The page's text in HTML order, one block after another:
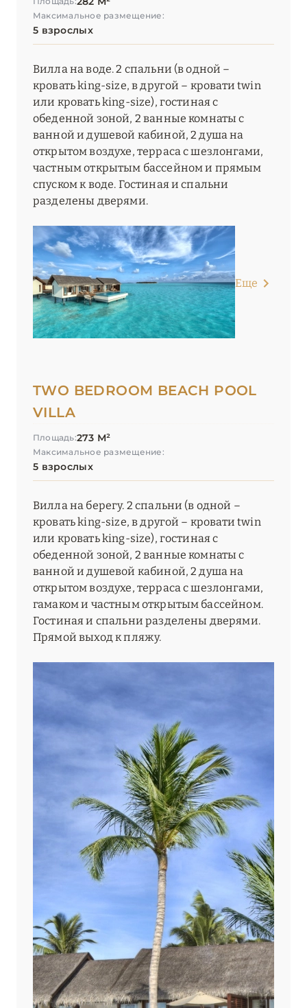
Максимальное размещение:
5 взрослых
Вилла на воде. 2 спальни (в одной –
кровать king-size, в другой – кровати twin
или кровать king-size), гостиная с
обеденной зоной, 2 ванные комнаты с
ванной и душевой кабиной, 2 душа на
открытом воздухе, терраса с шезлонгами,
частным открытым бассейном и прямым
спуском к воде. Гостиная и спальни
разделены дверями.
Еще
TWO BEDROOM BEACH POOL
VILLA
Площадь:273 М²
Максимальное размещение:
5 взрослых
Вилла на берегу. 2 спальни (в одной –
кровать king-size, в другой – кровати twin
или кровать king-size), гостиная с
обеденной зоной, 2 ванные комнаты с
ванной и душевой кабиной, 2 душа на
открытом воздухе, терраса с шезлонгами,
гамаком и частным открытым бассейном.
Гостиная и спальни разделены дверями.
Прямой выход к пляжу.